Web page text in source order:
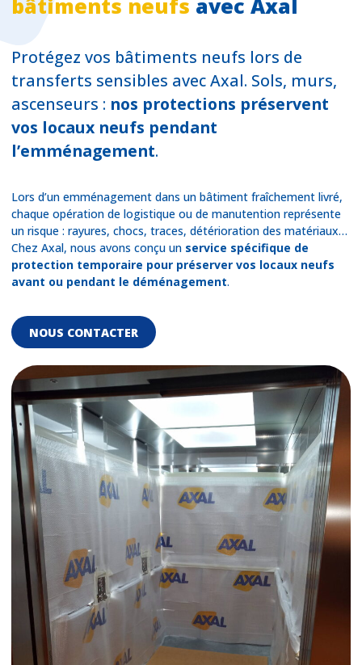
bâtiments neufs avec Axal
Protégez vos bâtiments neufs lors de
transferts sensibles avec Axal. Sols, murs,
ascenseurs : nos protections préservent
vos locaux neufs pendant
l’emménagement.
Lors d’un emménagement dans un bâtiment fraîchement livré,
chaque opération de logistique ou de manutention représente
un risque : rayures, chocs, traces, détérioration des matériaux…
Chez Axal, nous avons conçu un service spécifique de
protection temporaire pour préserver vos locaux neufs
avant ou pendant le déménagement.
NOUS CONTACTER